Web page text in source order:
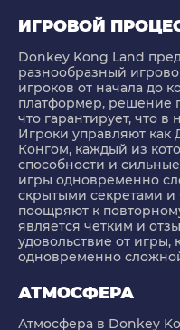
ИГРОВОЙ
Donkey Kong Land
разнообразный
игроков от начала до
платформер, решение
что гарантирует, что в
Игроки управляют как
Конгом, каждый из
способности и
игры одновременно
скрытыми секретами и
поощряют к
является четким и
удовольствие от игры,
одновременно
АТМОСФЕРА
Атмосфера в Donkey